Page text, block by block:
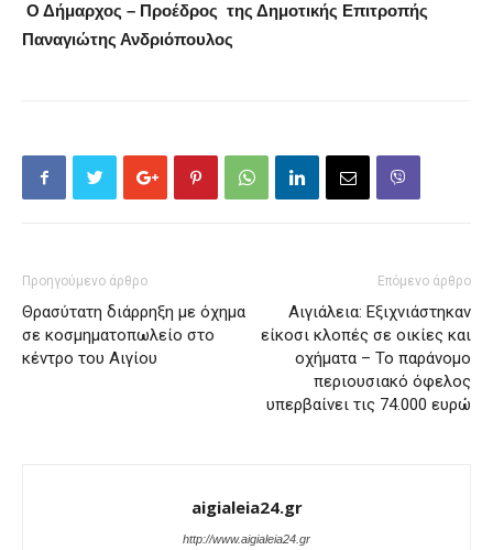
Ο Δήμαρχος – Προέδρος της Δημοτικής Επιτροπής
Παναγιώτης Ανδριόπουλος
Προηγούμενο άρθρο
Θρασύτατη διάρρηξη με όχημα
σε κοσμηματοπωλείο στο
κέντρο του Αιγίου
Επόμενο άρθρο
Αιγιάλεια: Εξιχνιάστηκαν
είκοσι κλοπές σε οικίες και
οχήματα – Το παράνομο
περιουσιακό όφελος
υπερβαίνει τις 74.000 ευρώ
aigialeia24.gr
http://www.aigialeia24.gr